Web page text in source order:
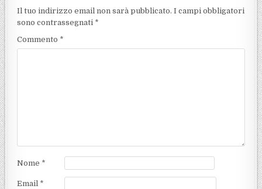
Il tuo indirizzo email non sarà pubblicato. I campi obbligatori
sono contrassegnati *
Commento *
Nome *
Email *